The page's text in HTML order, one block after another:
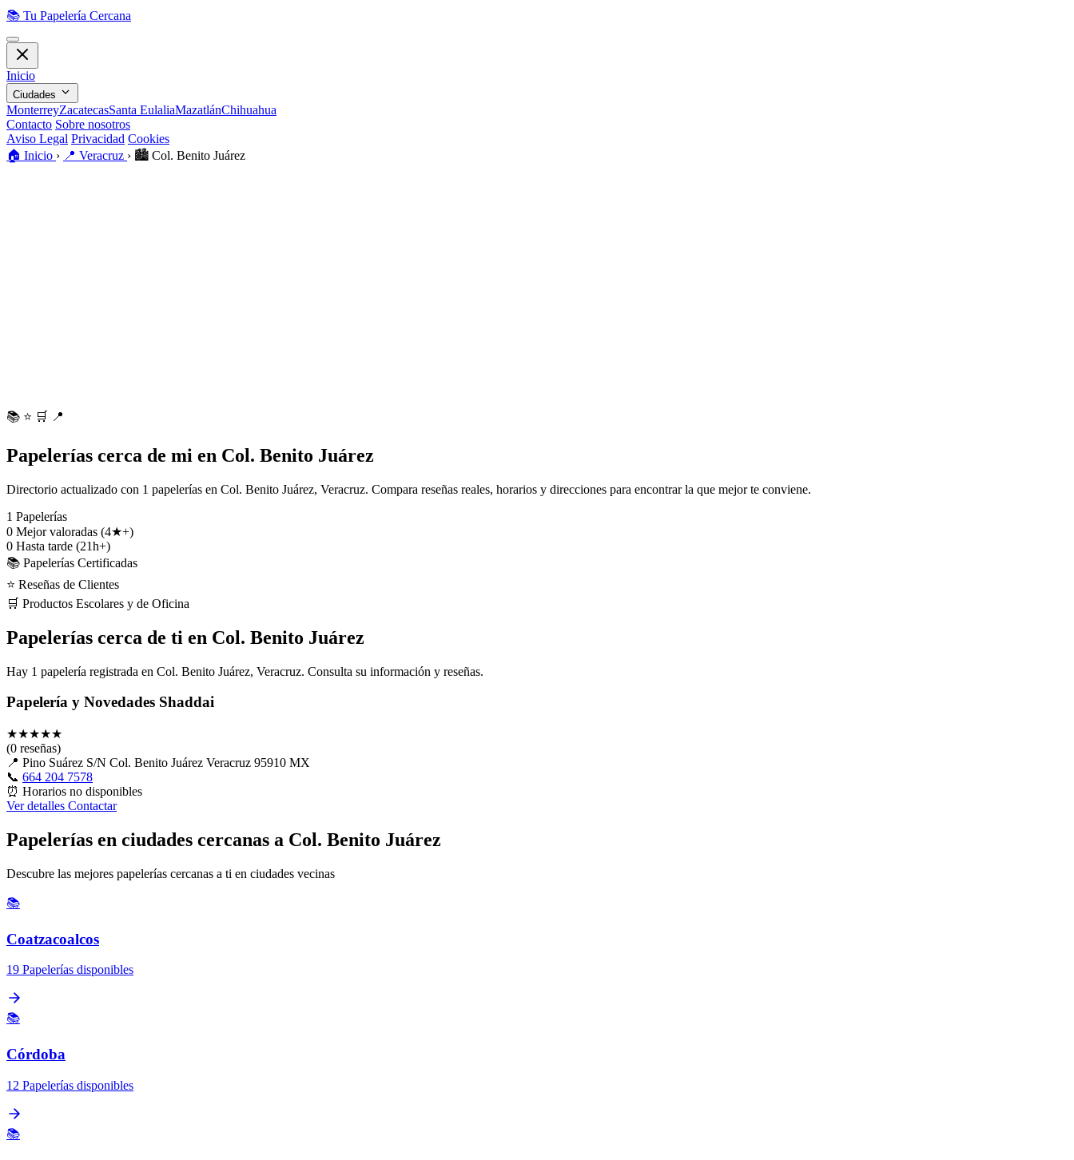
📚 Tu Papelería Cercana
Inicio
Ciudades
MonterreyZacatecasSanta EulaliaMazatlánChihuahua
Contacto Sobre nosotros
Aviso Legal Privacidad Cookies
🏠 Inicio › 📍 Veracruz › 🏙️ Col. Benito Juárez
📚 ⭐ 🛒 📍
Papelerías cerca de mi en Col. Benito Juárez
Directorio actualizado con 1 papelerías en Col. Benito Juárez, Veracruz. Compara reseñas reales, horarios y direcciones para encontrar la que mejor te conviene.
1 Papelerías
0 Mejor valoradas (4★+)
0 Hasta tarde (21h+)
📚 Papelerías Certificadas
⭐ Reseñas de Clientes
🛒 Productos Escolares y de Oficina
Papelerías cerca de ti en Col. Benito Juárez
Hay 1 papelería registrada en Col. Benito Juárez, Veracruz. Consulta su información y reseñas.
Papelería y Novedades Shaddai
★★★★★
(0 reseñas)
📍 Pino Suárez S/N Col. Benito Juárez Veracruz 95910 MX
📞 664 204 7578
⏰ Horarios no disponibles
Ver detalles Contactar
Papelerías en ciudades cercanas a Col. Benito Juárez
Descubre las mejores papelerías cercanas a ti en ciudades vecinas
📚
Coatzacoalcos
19 Papelerías disponibles
📚
Córdoba
12 Papelerías disponibles
📚